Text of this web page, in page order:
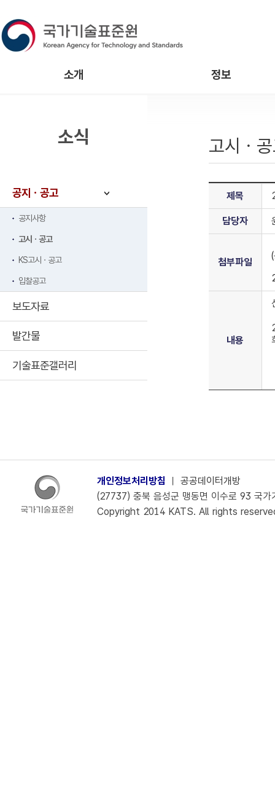
소개 정보
고시ㆍ
제목
담당자
첨부파일
내용
소식
공지ㆍ공고
공지사항
고시ㆍ공고
KS고시ㆍ공고
입찰공고
보도자료
발간물
기술표준갤러리
개인정보처리방침 ㅣ 공공데이터개방
(27737) 충북 음성군 맹동면 이수로 93 국
Copyright 2014 KATS. All rights